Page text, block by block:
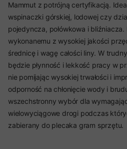
Mammut z potrójną certyfikacją.
wspinaczki górskiej, lodowej czy
pojedyncza, połówkowa i
wykonanemu z wysokiej jakości
średnicę i wagę całości liny. W
będzie płynność i lekkość pracy w
nie pomijając wysokiej trwałości i
odporność na chłonięcie wody i
wszechstronny wybór dla
wielowyciągowe drogi podczas
zabierany do plecaka gram sprzętu.